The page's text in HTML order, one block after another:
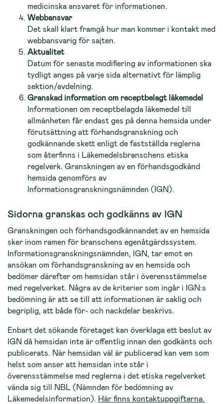
medicinska ansvaret för informationen.
Webbansvar
Det skall klart framgå hur man kommer i kontakt med
webbansvarig för sajten.
Aktualitet
Datum för senaste modifiering av informationen ska
tydligt anges på varje sida alternativt för lämplig
sektion/avdelning.
Granskad information om receptbelagt läkemedel
Informationen om receptbelagda läkemedel till
allmänheten får endast ges på denna hemsida under
förutsättning att förhandsgranskning och
godkännande skett enligt de fastställda reglerna
som återfinns i Läkemedelsbranschens etiska
regelverk. Granskningen av en förhandsgodkänd
hemsida genomförs av
Informationsgranskningsnämnden (IGN).
Sidorna granskas och godkänns av IGN
Granskningen och förhandsgodkännandet av en hemsida
sker inom ramen för branschens egenåtgärdssystem.
Informationsgranskningsnämnden, IGN, tar emot en
ansökan om förhandsgranskning av en hemsida och
bedömer därefter om hemsidan står i överensstämmelse
med regelverket. Några av de kriterier som ingår i IGN:s
bedömning är att se till att informationen är saklig och
begriplig, att både för- och nackdelar beskrivs.
Enbart det sökande företaget kan överklaga ett beslut av
IGN då hemsidan inte är offentlig innan den godkänts och
publicerats. När hemsidan väl är publicerad kan vem som
helst som anser att hemsidan inte står i
överensstämmelse med reglerna i det etiska regelverket
vända sig till NBL (Nämnden för bedömning av
Läkemedelsinformation). Här finns kontaktuppgifterna.